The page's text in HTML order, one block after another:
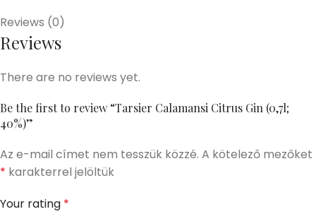
Reviews (0)
Reviews
There are no reviews yet.
Be the first to review “Tarsier Calamansi Citrus Gin (0,7l;
40%)”
Az e-mail címet nem tesszük közzé. A kötelező mezőket
* karakterrel jelöltük
Your rating *